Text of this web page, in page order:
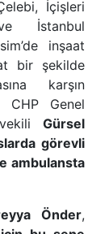
İçişleri
İstanbul
inşaat
bir şekilde
karşın
CHP Genel
Gürsel
görevli
ambulansta
Önder,